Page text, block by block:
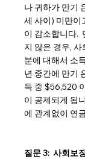
나 귀하가 만기
세 사이) 미만이
이 감소합니다.
지 않은 경우,
분에 대해서 소
년 중간에 만기
득 중 $56,520
이 공제되게 됩
에 관계없이 연
질문 3:  사회보